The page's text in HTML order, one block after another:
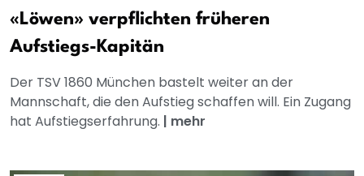
«Löwen» verpflichten früheren
Aufstiegs-Kapitän
Der TSV 1860 München bastelt weiter an der
Mannschaft, die den Aufstieg schaffen will. Ein Zugang
hat Aufstiegserfahrung. | mehr